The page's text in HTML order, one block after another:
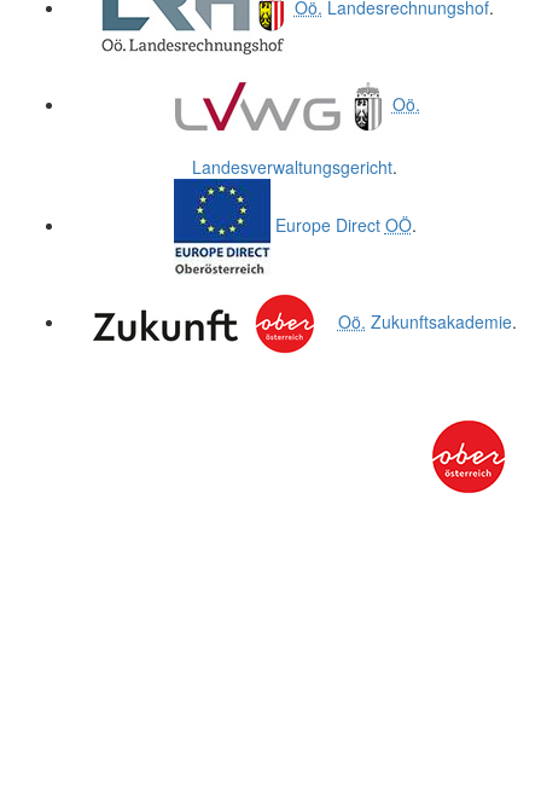
Oö. Landesrechnungshof.
Oö.
Landesverwaltungsgericht.
Europe Direct OÖ.
Oö. Zukunftsakademie.